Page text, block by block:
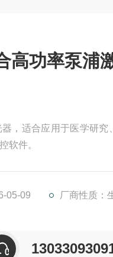
高功率泵浦
，适合应用于医学研
软件。
05-09 厂商性质：